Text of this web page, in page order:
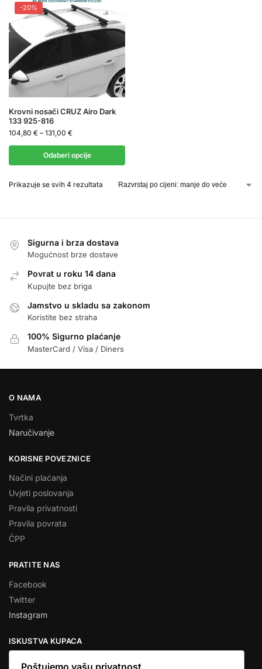
-20%
Krovni nosači CRUZ Airo Dark
133 925-816
104,80 € – 131,00 €
Odaberi opcije
Prikazuje se svih 4 rezultata
Sigurna i brza dostava
Mogućnost brze dostave
Povrat u roku 14 dana
Kupujte bez briga
Jamstvo u skladu sa zakonom
Koristite bez straha
100% Sigurno plaćanje
MasterCard / Visa / Diners
O NAMA
Tvrtka
Naručivanje
KORISNE POVEZNICE
Načini plaćanja
Uvjeti poslovanja
Pravila privatnosti
Pravila povrata
ČPP
PRATITE NAS
Facebook
Twitter
Instagram
ISKUSTVA KUPACA